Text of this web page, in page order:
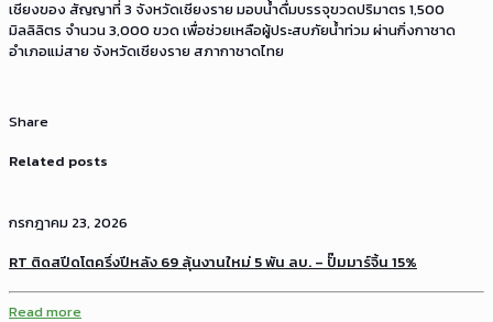
เชียงของ สัญญาที่ 3 จังหวัดเชียงราย มอบน้ำดื่มบรรจุขวดปริมาตร 1,500
มิลลิลิตร จำนวน 3,000 ขวด เพื่อช่วยเหลือผู้ประสบภัยน้ำท่วม ผ่านกิ่งกาชาด
อำเภอแม่สาย จังหวัดเชียงราย สภากาชาดไทย
Share
Related posts
กรกฎาคม 23, 2026
RT ติดสปีดโตครึ่งปีหลัง 69 ลุ้นงานใหม่ 5 พัน ลบ. – ปั๊มมาร์จิ้น 15%
Read more